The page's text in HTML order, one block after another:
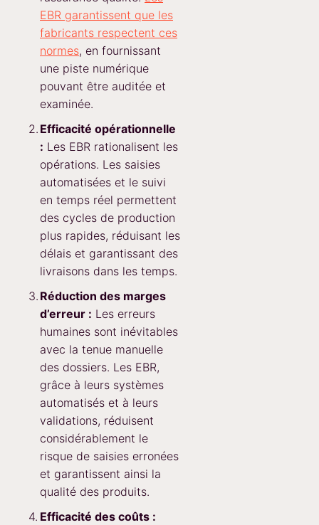
EBR garantissent que les
fabricants respectent ces
normes, en fournissant
une piste numérique
pouvant être auditée et
examinée.
Efficacité opérationnelle
: Les EBR rationalisent les
opérations. Les saisies
automatisées et le suivi
en temps réel permettent
des cycles de production
plus rapides, réduisant les
délais et garantissant des
livraisons dans les temps.
Réduction des marges
d’erreur : Les erreurs
humaines sont inévitables
avec la tenue manuelle
des dossiers. Les EBR,
grâce à leurs systèmes
automatisés et à leurs
validations, réduisent
considérablement le
risque de saisies erronées
et garantissent ainsi la
qualité des produits.
Efficacité des coûts :